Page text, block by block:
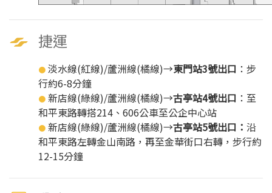
捷運
● 淡水線(紅線)/蘆洲線(橘線)→東門站3號出口 ：步
行約6-8分鐘
● 新店線(綠線)/蘆洲線(橘線)→古亭站4號出口 ：至
和平東路轉搭214、606公車至公企中心站
● 新店線(綠線)/蘆洲線(橘線)→古亭站5號出口： 沿
和平東路左轉金山南路，再至金華街口右轉，步行約
12-15分鐘